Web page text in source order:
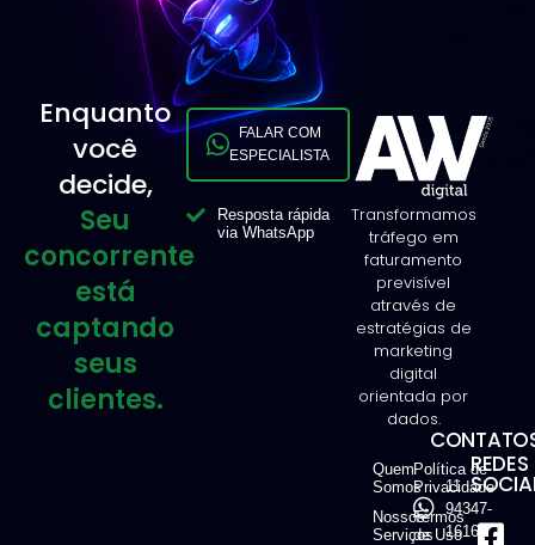
Enquanto
você
decide,
Seu
concorrente
está
captando
seus
clientes.
FALAR COM
ESPECIALISTA
Resposta rápida
via WhatsApp
Transformamos
tráfego em
faturamento
previsível
através de
estratégias de
marketing
digital
orientada por
dados.
Quem
Somos
Nossos
Serviços
Política de
Privacidade
Termos
de Uso
11
94347-
1616
REDES